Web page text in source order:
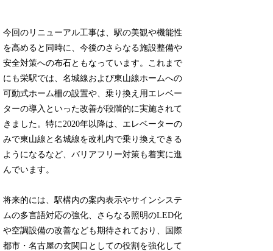
今回のリニューアル工事は、駅の美観や機能性
を高めると同時に、今後のさらなる施設整備や
安全対策への布石ともなっています。これまで
にも栄駅では、名城線および東山線ホームへの
可動式ホーム柵の設置や、乗り換え用エレベー
ターの導入といった改善が段階的に実施されて
きました。特に2020年以降は、エレベーターの
みで東山線と名城線を改札内で乗り換えできる
ようになるなど、バリアフリー対策も着実に進
んでいます。
将来的には、駅構内の案内表示やサインシステ
ムの多言語対応の強化、さらなる照明のLED化
や空調設備の改善なども期待されており、国際
都市・名古屋の玄関口としての役割を強化して